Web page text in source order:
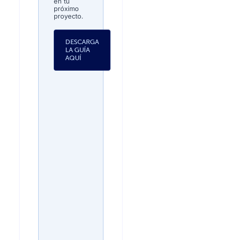
próximo
proyecto.
DESCARGA
LA GUÍA
AQUÍ